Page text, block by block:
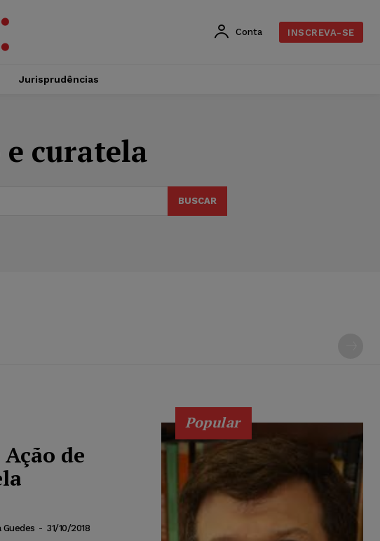
Conta INSCREVA-SE
Jurisprudências
curatela
BUSCAR
de
Guedes - 31/10/2018
Popular